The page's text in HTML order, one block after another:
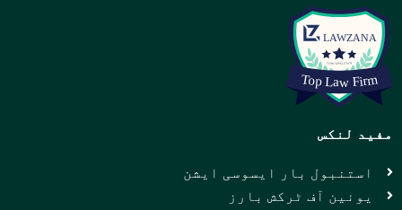
مفید لنکس
استنبول بار ایسوسی ایشن
یونین آف ٹرکش بارز